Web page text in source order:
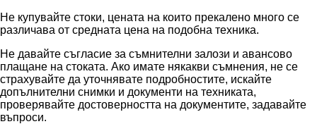
Не купувайте стоки, цената на които прекалено много се
различава от средната цена на подобна техника.
Не давайте съгласие за съмнителни залози и авансово
плащане на стоката. Ако имате някакви съмнения, не се
страхувайте да уточнявате подробностите, искайте
допълнителни снимки и документи на техниката,
проверявайте достоверността на документите, задавайте
въпроси.